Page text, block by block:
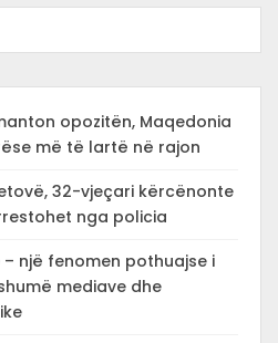
opozitën, Maqedonia
më të lartë në rajon
32-vjeçari kërcënonte
nga policia
një fenomen pothuajse i
mediave dhe